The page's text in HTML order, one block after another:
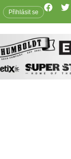
Přihlásit se